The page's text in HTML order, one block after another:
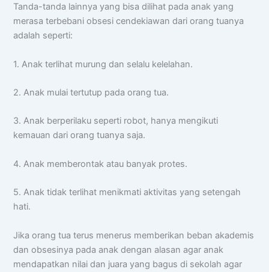
Tanda-tanda lainnya yang bisa dilihat pada anak yang
merasa terbebani obsesi cendekiawan dari orang tuanya
adalah seperti:
1. Anak terlihat murung dan selalu kelelahan.
2. Anak mulai tertutup pada orang tua.
3. Anak berperilaku seperti robot, hanya mengikuti
kemauan dari orang tuanya saja.
4. Anak memberontak atau banyak protes.
5. Anak tidak terlihat menikmati aktivitas yang setengah
hati.
Jika orang tua terus menerus memberikan beban akademis
dan obsesinya pada anak dengan alasan agar anak
mendapatkan nilai dan juara yang bagus di sekolah agar